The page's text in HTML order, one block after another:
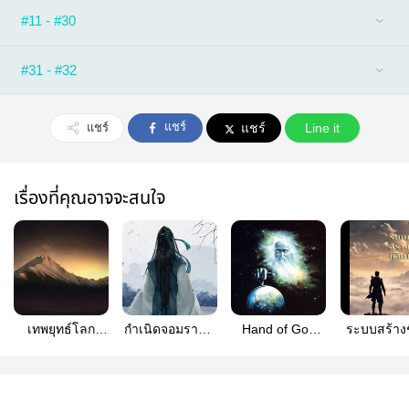
#11 - #30
#31 - #32
แชร์ แชร์ แชร์ Line it
เรื่องที่คุณอาจจะสนใจ
เทพยุทธ์โลก
กำเนิดจอมราชัน
Hand of God
ระบบสร้า